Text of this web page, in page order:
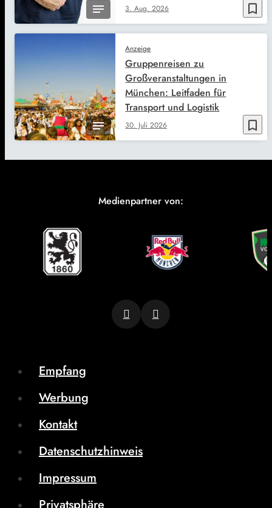
bookmark_border
3. Aug. 2026
bookmark_border
Anzeige
30. Juli 2026
Gruppenreisen zu
Großveranstaltungen in
München: Leitfaden für
Transport und Logistik
Medienpartner von:
Empfang
Werbung
Kontakt
Datenschutzhinweis
Impressum